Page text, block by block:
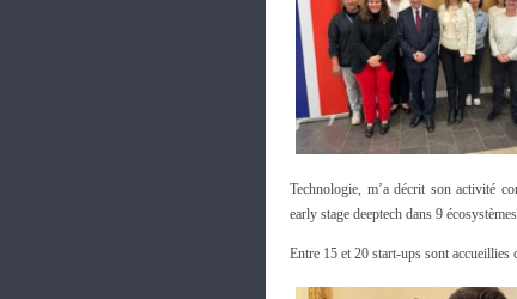
Technologie, m’a décrit son activité
early stage deeptech dans 9
Entre 15 et 20 start-ups sont accueillies